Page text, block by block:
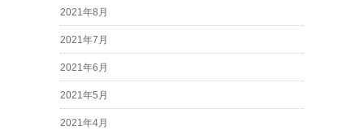
2021年8月
2021年7月
2021年6月
2021年5月
2021年4月